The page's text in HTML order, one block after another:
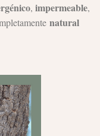
, impermeable,
natural